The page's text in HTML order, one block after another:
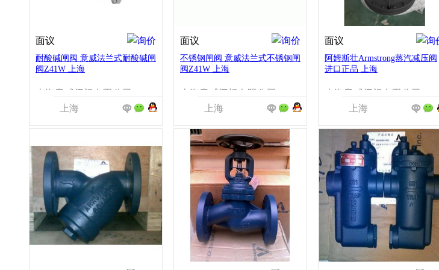
面议
耐酸碱闸阀 意威法兰式耐酸碱闸
阀Z41W 上海
上海意威阀门有限公司
上海
面议
不锈钢闸阀 意威法兰式不锈钢闸
阀Z41W 上海
上海意威阀门有限公司
上海
面议
阿姆斯壮Armstrong蒸汽减压阀
进口正品 上海
上海意威阀门有限公司
上海